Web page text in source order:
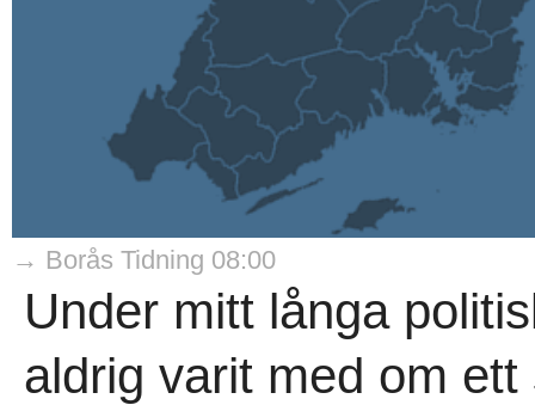
→ Borås Tidning 08:00
Under mitt långa
aldrig varit med om